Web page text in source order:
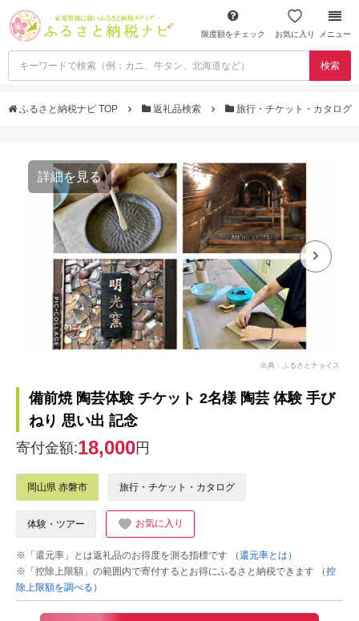
限度額をチェック お気に入り メニュー
検索
ふるさと納税ナビ TOP 返礼品検索 旅行・チケット・カタログ
詳細を見る
出典：ふるさとチョイス
備前焼 陶芸体験 チケット 2名様 陶芸 体験 手び
ねり 思い出 記念
寄付金額:18,000円
岡山県 赤磐市 旅行・チケット・カタログ
体験・ツアー お気に入り
※「還元率」とは返礼品のお得度を測る指標です
（還元率とは）
※「控除上限額」の範囲内で寄付するとお得にふるさと納税できます
（控
除上限額を調べる）